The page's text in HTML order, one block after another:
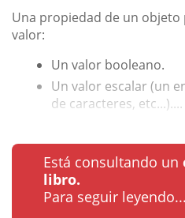
Una propiedad de un
valor:
Un valor booleano.
Un valor escalar (un
de caracteres, etc...)....
Está consultando un
libro.
Para seguir leyendo...